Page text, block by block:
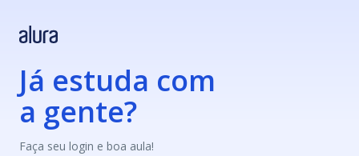
Já estuda com
a gente?
Faça seu login e boa aula!